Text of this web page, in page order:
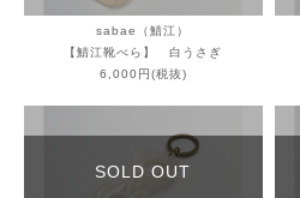
sabae（鯖江）
【鯖江靴べら】 白うさぎ
6,000円(税抜)
SOLD OUT